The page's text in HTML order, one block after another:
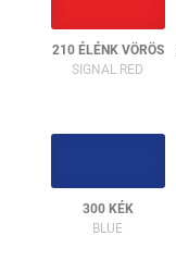
210 ÉLÉNK VÖRÖS
SIGNAL RED
300 KÉK
BLUE